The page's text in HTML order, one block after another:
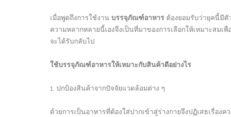
เมื่อพูดถึงการใช้งาน บรรจุภัณฑ์อาหาร ต้องยอมรับว่ายุคนี้มีตั
ความหลากหลายนี้เองจึงเป็นที่มาของการเลือกให้เหมาะส
จะได้รับกลับไป
ใช้บรรจุภัณฑ์อาหารให้เหมาะกับสินค้าดีอย่างไร
1. ปกป้องสินค้าจากปัจจัยแวดล้อมต่าง ๆ
ด้วยการเป็นอาหารที่ต้องใส่ปากเข้าสู่ร่างกายจึงปฏิเสธเรื่